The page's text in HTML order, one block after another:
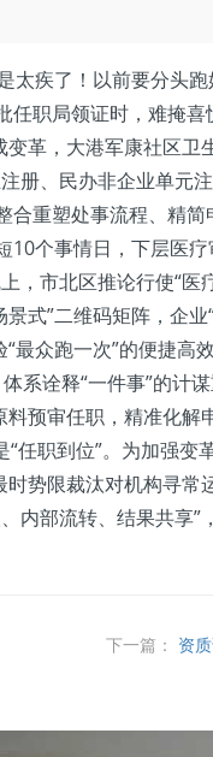
疾了！以前要分头
职局领证时，难掩
革，大港军康社区卫
册、民办非企业单元
重塑处事流程、精
个事情日，下层医
市北区推论行使“医
式”二维码矩阵，企
众跑一次”的便捷高
系诠释“一件事”的计
预审任职，精准化解
任职到位”。为加强
势限裁汰对机构寻常
内部流转、结果共享”
下一篇： 资